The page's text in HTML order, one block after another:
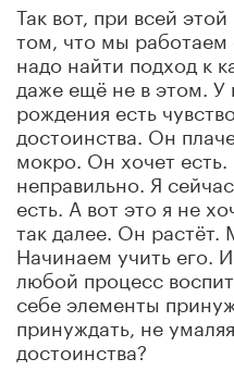
Так вот, при всей
том, что мы
надо найти подход к
даже ещё не в этом. У
рождения есть
достоинства. Он
мокро. Он хочет
неправильно. Я
есть. А вот это я не
так далее. Он растёт.
Начинаем учить его.
любой процесс
себе элементы
принуждать, не
достоинства?